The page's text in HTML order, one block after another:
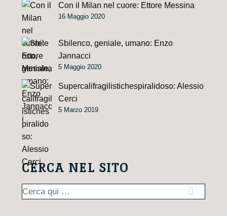
Con il Milan nel cuore: Ettore Messina
16 Maggio 2020
Sbilenco, geniale, umano: Enzo
Jannacci
5 Maggio 2020
Supercalifragilistichespiralidoso: Alessio
Cerci
5 Marzo 2019
CERCA NEL SITO
Cerca: